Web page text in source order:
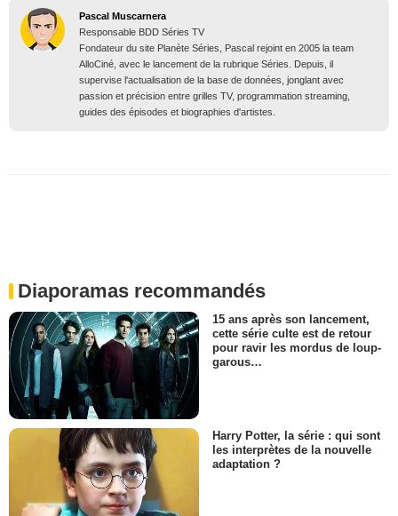
Pascal Muscarnera
Responsable BDD Séries TV
Fondateur du site Planète Séries, Pascal rejoint en 2005 la team
AlloCiné, avec le lancement de la rubrique Séries. Depuis, il
supervise l'actualisation de la base de données, jonglant avec
passion et précision entre grilles TV, programmation streaming,
guides des épisodes et biographies d'artistes.
Diaporamas recommandés
15 ans après son lancement,
cette série culte est de retour
pour ravir les mordus de loup-
garous…
Harry Potter, la série : qui sont
les interprètes de la nouvelle
adaptation ?